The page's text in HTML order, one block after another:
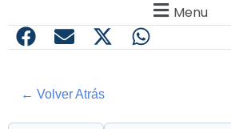
Menu
← Volver Atrás